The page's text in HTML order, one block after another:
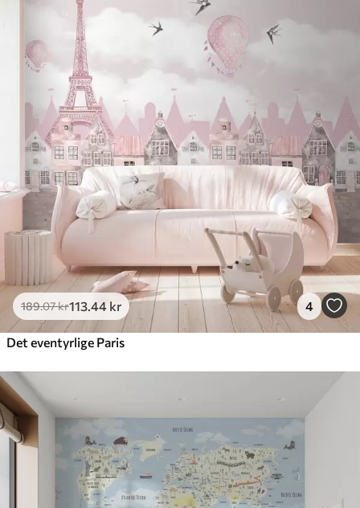
189.07kr113.44 kr 4
Det eventyrlige Paris